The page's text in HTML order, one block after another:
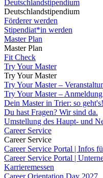
Deutschlandstipendium
Deutschlandstipendium
Förderer werden
Stipendiat*in werden
Master Plan
Master Plan
Fit Check
Try Your Master
Try Your Master
Try Your Master –
Try Your Master – Anmeldung
Dein Master in Trier: so geht's!
Du hast Fragen? Wir sind da.
Umstellung des Haupt- und
Career Service
Career Service
Career Service Portal | Infos
Career Service Portal |
Karrieremessen
Career Orientation Day 2027